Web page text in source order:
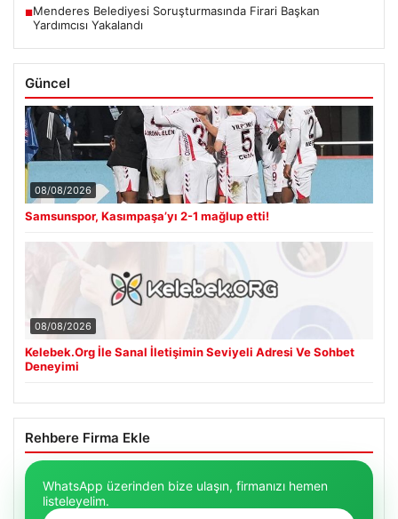
■Menderes Belediyesi Soruşturmasında Firari Başkan
Yardımcısı Yakalandı
Güncel
08/08/2026
Samsunspor, Kasımpaşa’yı 2-1 mağlup etti!
08/08/2026
Kelebek.Org İle Sanal İletişimin Seviyeli Adresi Ve Sohbet
Deneyimi
Rehbere Firma Ekle
WhatsApp üzerinden bize ulaşın, firmanızı hemen
listeleyelim.